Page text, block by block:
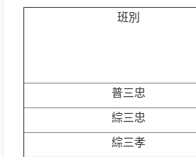
班別
普三忠
綜三忠
綜三孝